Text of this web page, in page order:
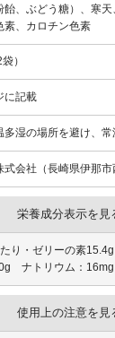
飴、ぶどう糖）、寒
素、カロチン色素
）
に記載
多湿の場所を避け、常
会社（長崎県伊那市
栄養成分表示を見
たり・ゼリーの素
ナトリウム：
使用上の注意を見